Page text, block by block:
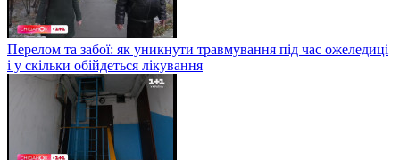
Перелом та забої: як уникнути травмування під час ожеледиці
і у скільки обійдеться лікування